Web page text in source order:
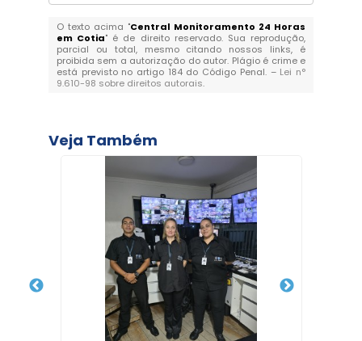
O texto acima "Central Monitoramento 24 Horas
em Cotia" é de direito reservado. Sua reprodução,
parcial ou total, mesmo citando nossos links, é
proibida sem a autorização do autor. Plágio é crime e
está previsto no artigo 184 do Código Penal. – Lei n°
9.610-98 sobre direitos autorais.
Veja Também